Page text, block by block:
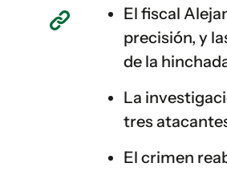
El fiscal
precisión, y
de la
La
tres
El crimen